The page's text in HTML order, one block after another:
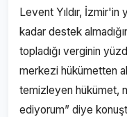
Levent Yıldır, İzmir'in
kadar destek
topladığı verginin
merkezi hükümetten
temizleyen hükümet,
ediyorum” diye